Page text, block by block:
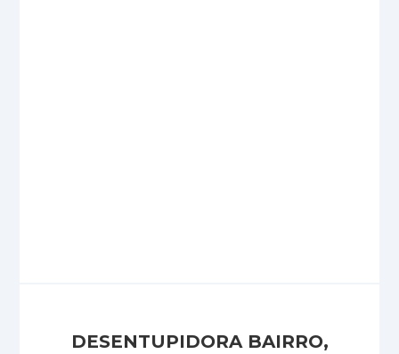
DESENTUPIDORA BAIRRO,